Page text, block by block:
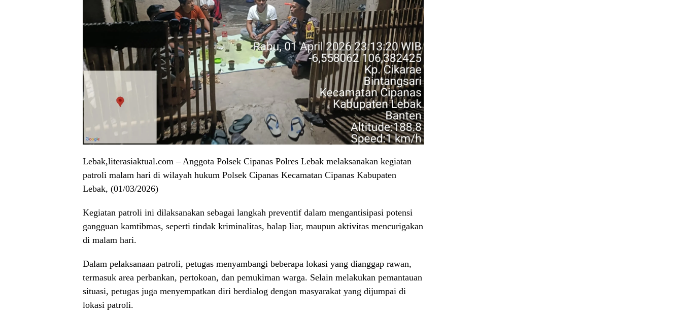
Lebak,literasiaktual.com – Anggota Polsek Cipanas Polres Lebak melaksanakan kegiatan
patroli malam hari di wilayah hukum Polsek Cipanas Kecamatan Cipanas Kabupaten
Lebak, (01/03/2026)
Kegiatan patroli ini dilaksanakan sebagai langkah preventif dalam mengantisipasi potensi
gangguan kamtibmas, seperti tindak kriminalitas, balap liar, maupun aktivitas mencurigakan
di malam hari.
Dalam pelaksanaan patroli, petugas menyambangi beberapa lokasi yang dianggap rawan,
termasuk area perbankan, pertokoan, dan pemukiman warga. Selain melakukan pemantauan
situasi, petugas juga menyempatkan diri berdialog dengan masyarakat yang dijumpai di
lokasi patroli.